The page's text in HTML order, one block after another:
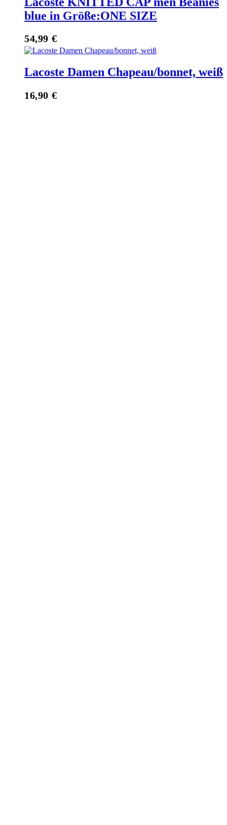
blue in Größe:ONE SIZE
54,99 €
Lacoste Damen Chapeau/bonnet, weiß
16,90 €